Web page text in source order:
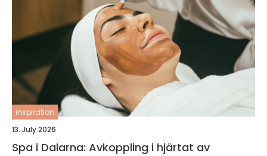
inspiration
13. July 2026
Spa i Dalarna: Avkoppling i hjärtat av